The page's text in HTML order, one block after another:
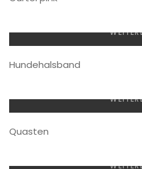
Hundehalsband
Quasten